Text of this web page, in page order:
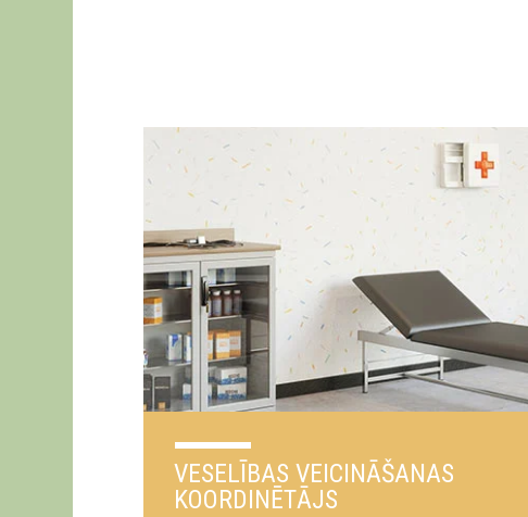
VESELĪBAS VEICINĀŠANAS
KOORDINĒTĀJS